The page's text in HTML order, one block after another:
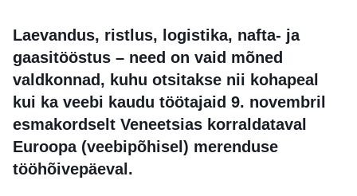
Laevandus, ristlus, logistika, nafta- ja
gaasitööstus – need on vaid mõned
valdkonnad, kuhu otsitakse nii kohapeal
kui ka veebi kaudu töötajaid 9. novembril
esmakordselt Veneetsias korraldataval
Euroopa (veebipõhisel) merenduse
tööhõivepäeval.